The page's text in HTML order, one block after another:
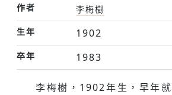
作者
李梅樹
生年
1902
卒年 1983
李梅樹，1902年生，早年